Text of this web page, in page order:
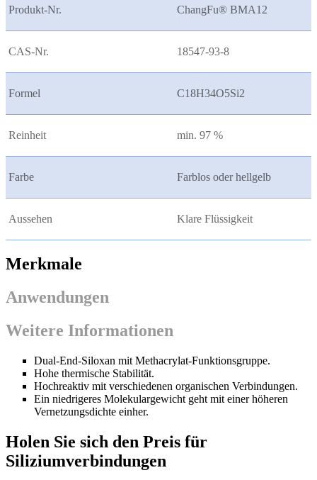
Produkt-Nr. ChangFu® BMA12
CAS-Nr. 18547-93-8
Formel C18H34O5Si2
Reinheit min. 97 %
Farbe Farblos oder hellgelb
Aussehen Klare Flüssigkeit
Merkmale
Anwendungen
Weitere Informationen
Dual-End-Siloxan mit Methacrylat-Funktionsgruppe.
Hohe thermische Stabilität.
Hochreaktiv mit verschiedenen organischen Verbindungen.
Ein niedrigeres Molekulargewicht geht mit einer höheren
Vernetzungsdichte einher.
Holen Sie sich den Preis für
Siliziumverbindungen